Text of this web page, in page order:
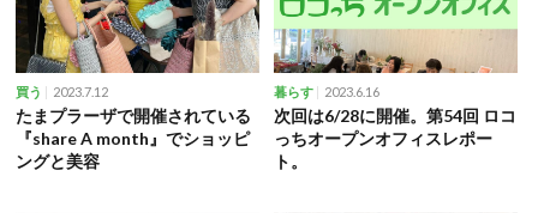
買う 2023.7.12
たまプラーザで開催されている
『share A month』でショッピ
ングと美容
暮らす 2023.6.16
次回は6/28に開催。第54回 ロコ
っちオープンオフィスレポー
ト。